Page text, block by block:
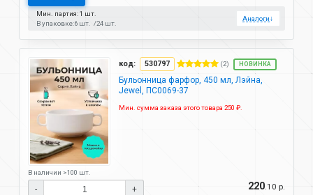
Мин. партия: 1 шт.
В упаковке:6 шт. 24 шт.
Аналоги↓
код: 530797 (2) НОВИНКА
Бульонница фарфор, 450 мл, Лэйна,
Jewel, ПС0069-37
Мин. сумма заказа этого товара 250 ₽.
В наличии >100 шт.
- + 220.10 р.